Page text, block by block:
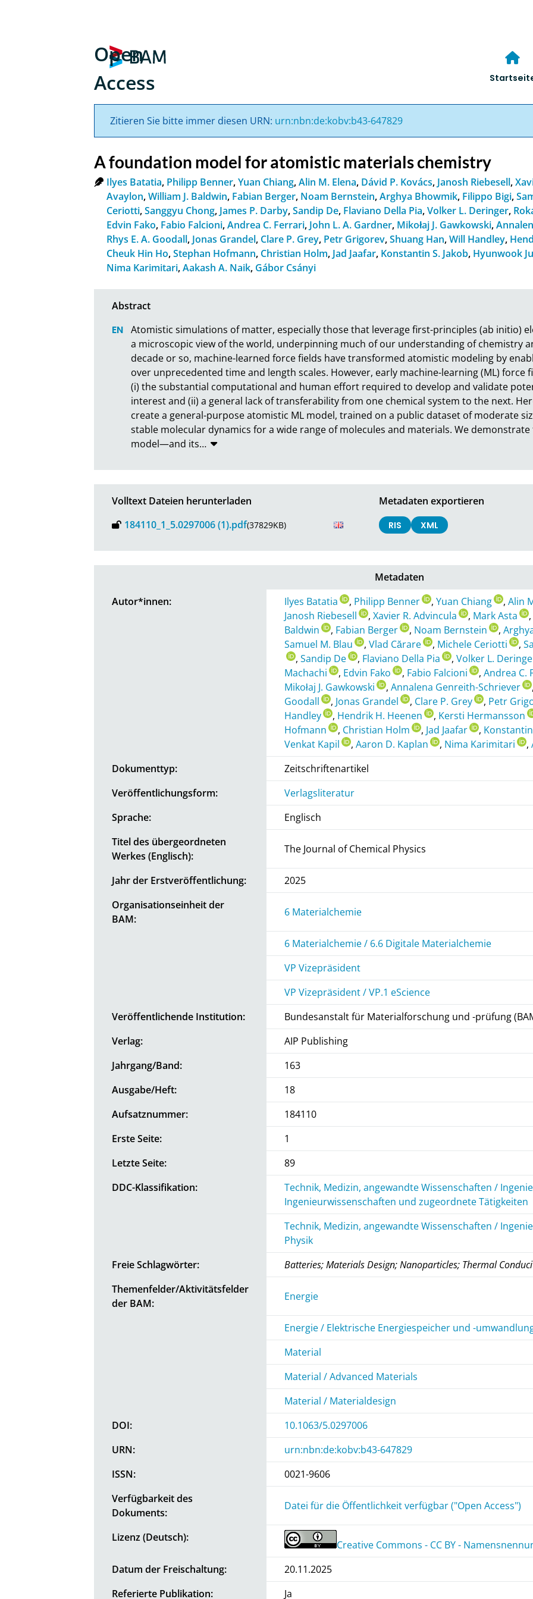
Open
Access
Zitieren Sie bitte immer diesen URN: urn:nbn:de:kobv:b43-647829
A foundation model for atomistic materials chemistry
Ilyes Batatia, Philipp Benner,Yuan Chiang,Alin M. Elena, Dávid P. Kovács, Janosh Riebesell,
Avaylon,William J. Baldwin, Fabian Berger, Noam Bernstein,Arghya Bhowmik, Filippo Bigi,
Ceriotti,Sanggyu Chong, James P. Darby,Sandip De, Flaviano Della Pia,Volker L. Deringer,
Edvin Fako, Fabio Falcioni,Andrea C. Ferrari, John L. A. Gardner, Mikołaj J. Gawkowski,
Rhys E. A. Goodall, Jonas Grandel, Clare P. Grey, Petr Grigorev,Shuang Han,Will Handley,
Cheuk Hin Ho,Stephan Hofmann, Christian Holm, Jad Jaafar, Konstantin S. Jakob, Hyunwook
Nima Karimitari,Aakash A. Naik, Gábor Csányi
Atomistic simulations of matter, especially those that leverage first-principles (ab initio)
a microscopic view of the world, underpinning much of our understanding of chemistry
decade or so, machine-learned force fields have transformed atomistic modeling by
over unprecedented time and length scales. However, early machine-learning (ML) force
(i) the substantial computational and human effort required to develop and validate
interest and (ii) a general lack of transferability from one chemical system to the next.
create a general-purpose atomistic ML model, trained on a public dataset of moderate
stable molecular dynamics for a wide range of molecules and materials. We demonstrate
model—and its…
Volltext Dateien herunterladen
184110_1_5.0297006 (1).pdf(37829KB)
Metadaten exportieren
RIS XML
Metadaten
Autor*innen:
Ilyes Batatia , Philipp Benner ,Yuan Chiang ,Alin
Janosh Riebesell
,Xavier R. Advincula , Mark Asta
Baldwin
, Fabian Berger , Noam Bernstein ,
Samuel M. Blau
,Vlad Cărare , Michele Ceriotti ,
,Sandip De , Flaviano Della Pia ,Volker L.
Machachi
, Edvin Fako , Fabio Falcioni ,Andrea C.
Mikołaj J. Gawkowski
,Annalena Genreith-Schriever
Goodall
, Jonas Grandel , Clare P. Grey , Petr
Handley
, Hendrik H. Heenen , Kersti Hermansson
Hofmann
, Christian Holm , Jad Jaafar , Konstantin
Venkat Kapil
,Aaron D. Kaplan , Nima Karimitari ,
Dokumenttyp:
Zeitschriftenartikel
Veröffentlichungsform:
Verlagsliteratur
Sprache:
Englisch
Titel des übergeordneten
Werkes (Englisch):
The Journal of Chemical Physics
Jahr der Erstveröffentlichung:
2025
Organisationseinheit der
BAM:
6 Materialchemie
6 Materialchemie / 6.6 Digitale Materialchemie
VP Vizepräsident
VP Vizepräsident / VP.1 eScience
Veröffentlichende Institution:
Bundesanstalt für Materialforschung und -prüfung
Verlag:
AIP Publishing
Jahrgang/Band:
163
Ausgabe/Heft:
18
Aufsatznummer:
184110
Erste Seite:
1
Letzte Seite:
89
DDC-Klassifikation:
Technik, Medizin, angewandte Wissenschaften /
Ingenieurwissenschaften und zugeordnete Tätigkeiten
Technik, Medizin, angewandte Wissenschaften /
Physik
Freie Schlagwörter:
Batteries; Materials Design; Nanoparticles; Thermal
Themenfelder/Aktivitätsfelder
der BAM:
Energie
Energie / Elektrische Energiespeicher und -
Material
Material / Advanced Materials
Material / Materialdesign
DOI:
10.1063/5.0297006
URN:
urn:nbn:de:kobv:b43-647829
ISSN:
0021-9606
Verfügbarkeit des
Dokuments:
Datei für die Öffentlichkeit verfügbar ("Open Access")
Lizenz (Deutsch):
Creative Commons - CC BY -
Datum der Freischaltung:
20.11.2025
Referierte Publikation:
Ja